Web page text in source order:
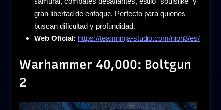
gran libertad de enfoque. Perfecto para quienes
buscan dificultad y profundidad.
Web Oficial: https://teamninja-studio.com/nioh3/es/
Warhammer 40,000: Boltgun
2